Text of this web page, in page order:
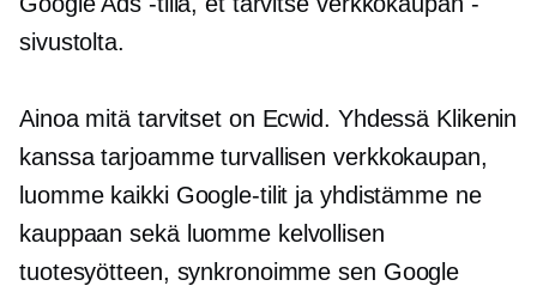
sivustolta.
Ainoa mitä tarvitset on Ecwid. Yhdessä Klikenin
kanssa tarjoamme turvallisen verkkokaupan,
luomme kaikki Google-tilit ja yhdistämme ne
kauppaan sekä luomme kelvollisen
tuotesyötteen, synkronoimme sen Google